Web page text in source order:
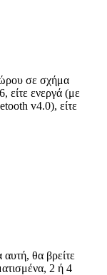
σε σχήμα
είτε ενεργά (με
v4.0), είτε
αυτή, θα βρείτε
2 ή 4